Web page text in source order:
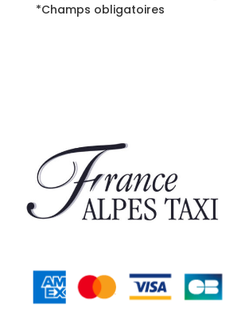
*Champs obligatoires